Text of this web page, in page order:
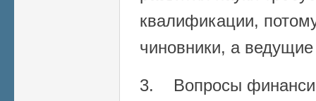
квалификации,
чиновники, а
3. Вопросы